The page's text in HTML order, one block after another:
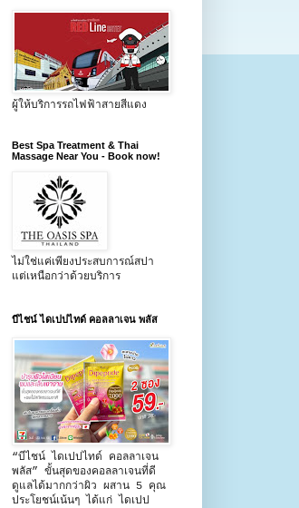
ผู้ให้บริการรถไฟฟ้าสายสีแดง
Best Spa Treatment & Thai
Massage Near You - Book now!
ไม่ใช่แค่เพียงประสบการณ์สปา
แต่เหนือกว่าด้วยบริการ
บีไชน์ ไดเปปไทด์ คอลลาเจน พลัส
“บีไชน์ ไดเปปไทด์ คอลลาเจน
พลัส” ขั้นสุดของคอลลาเจนที่ดี
ดูแลได้มากกว่าผิว ผสาน 5 คุณ
ประโยชน์เน้นๆ ได้แก่ ไดเปป